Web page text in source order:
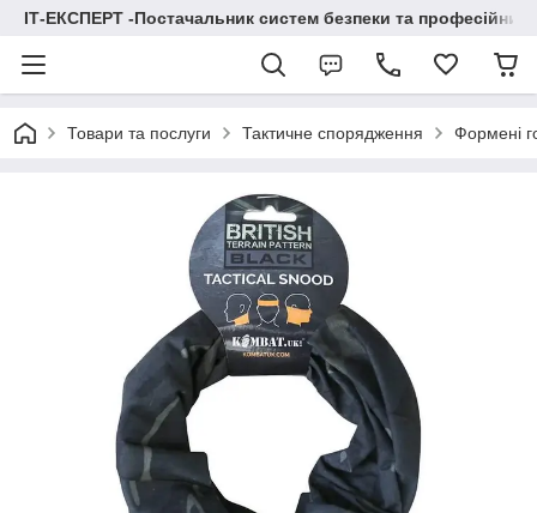
ІТ-ЕКСПЕРТ -Постачальник систем безпеки та професійних
Товари та послуги Тактичне спорядження Формені